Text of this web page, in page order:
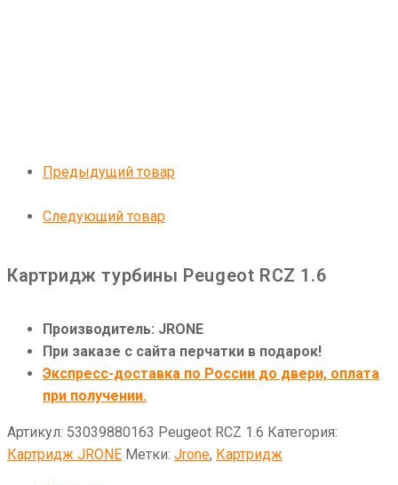
Предыдущий товар
Следующий товар
Картридж турбины Peugeot RCZ 1.6
Производитель: JRONE
При заказе с сайта перчатки в подарок!
Экспресс-доставка по России до двери, оплата
при получении.
Артикул: 53039880163 Peugeot RCZ 1.6 Категория:
Картридж JRONE Метки: Jrone, Картридж